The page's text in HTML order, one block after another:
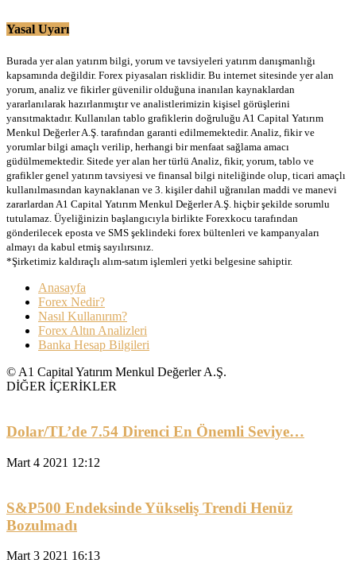
Yasal Uyarı
Burada yer alan yatırım bilgi, yorum ve tavsiyeleri yatırım danışmanlığı
kapsamında değildir. Forex piyasaları risklidir. Bu internet sitesinde yer alan
yorum, analiz ve fikirler güvenilir olduğuna inanılan kaynaklardan
yararlanılarak hazırlanmıştır ve analistlerimizin kişisel görüşlerini
yansıtmaktadır. Kullanılan tablo grafiklerin doğruluğu A1 Capital Yatırım
Menkul Değerler A.Ş. tarafından garanti edilmemektedir. Analiz, fikir ve
yorumlar bilgi amaçlı verilip, herhangi bir menfaat sağlama amacı
güdülmemektedir. Sitede yer alan her türlü Analiz, fikir, yorum, tablo ve
grafikler genel yatırım tavsiyesi ve finansal bilgi niteliğinde olup, ticari amaçlı
kullanılmasından kaynaklanan ve 3. kişiler dahil uğranılan maddi ve manevi
zararlardan A1 Capital Yatırım Menkul Değerler A.Ş. hiçbir şekilde sorumlu
tutulamaz. Üyeliğinizin başlangıcıyla birlikte Forexkocu tarafından
gönderilecek eposta ve SMS şeklindeki forex bültenleri ve kampanyaları
almayı da kabul etmiş sayılırsınız.
*Şirketimiz kaldıraçlı alım-satım işlemleri yetki belgesine sahiptir.
Anasayfa
Forex Nedir?
Nasıl Kullanırım?
Forex Altın Analizleri
Banka Hesap Bilgileri
© A1 Capital Yatırım Menkul Değerler A.Ş.
DİĞER İÇERİKLER
Dolar/TL’de 7.54 Direnci En Önemli Seviye…
Mart 4 2021 12:12
S&P500 Endeksinde Yükseliş Trendi Henüz
Bozulmadı
Mart 3 2021 16:13